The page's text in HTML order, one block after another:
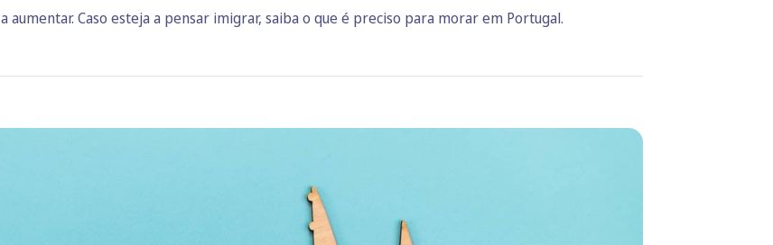
Caso esteja a pensar imigrar, saiba o que é preciso para morar em Portugal.